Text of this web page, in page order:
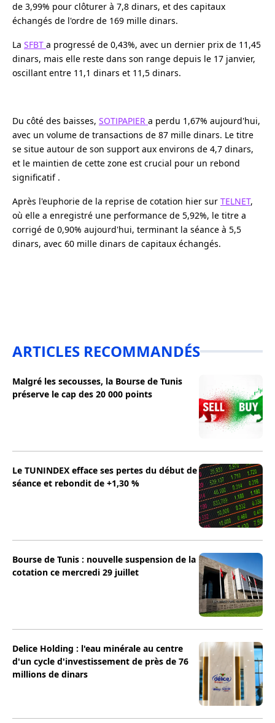
de 3,99% pour clôturer à 7,8 dinars, et des capitaux
échangés de l'ordre de 169 mille dinars.
La SFBT a progressé de 0,43%, avec un dernier prix de 11,45
dinars, mais elle reste dans son range depuis le 17 janvier,
oscillant entre 11,1 dinars et 11,5 dinars.
Du côté des baisses, SOTIPAPIER a perdu 1,67% aujourd'hui,
avec un volume de transactions de 87 mille dinars. Le titre
se situe autour de son support aux environs de 4,7 dinars,
et le maintien de cette zone est crucial pour un rebond
significatif .
Après l'euphorie de la reprise de cotation hier sur TELNET,
où elle a enregistré une performance de 5,92%, le titre a
corrigé de 0,90% aujourd'hui, terminant la séance à 5,5
dinars, avec 60 mille dinars de capitaux échangés.
ARTICLES RECOMMANDÉS
Malgré les secousses, la Bourse de Tunis
préserve le cap des 20 000 points
Le TUNINDEX efface ses pertes du début de
séance et rebondit de +1,30 %
Bourse de Tunis : nouvelle suspension de la
cotation ce mercredi 29 juillet
Delice Holding : l'eau minérale au centre
d'un cycle d'investissement de près de 76
millions de dinars